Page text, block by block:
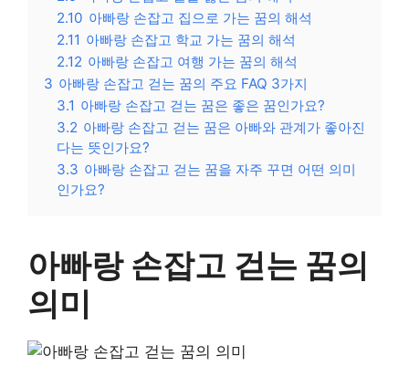
2.10 아빠랑 손잡고 집으로 가는 꿈의 해석
2.11 아빠랑 손잡고 학교 가는 꿈의 해석
2.12 아빠랑 손잡고 여행 가는 꿈의 해석
3 아빠랑 손잡고 걷는 꿈의 주요 FAQ 3가지
3.1 아빠랑 손잡고 걷는 꿈은 좋은 꿈인가요?
3.2 아빠랑 손잡고 걷는 꿈은 아빠와 관계가 좋아진
다는 뜻인가요?
3.3 아빠랑 손잡고 걷는 꿈을 자주 꾸면 어떤 의미
인가요?
아빠랑 손잡고 걷는 꿈의
의미